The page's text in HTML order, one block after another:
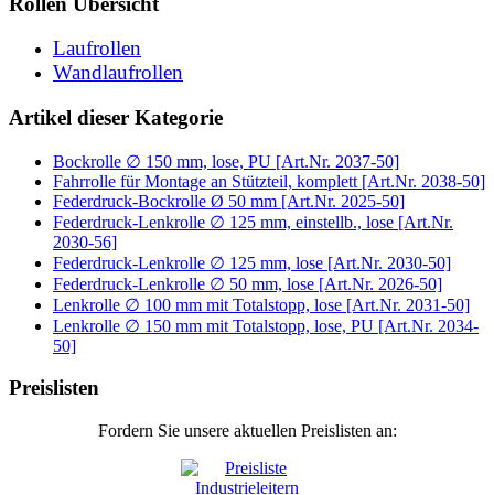
Laufrollen
Wandlaufrollen
Artikel dieser Kategorie
Bockrolle ∅ 150 mm, lose, PU [Art.Nr. 2037-50]
Fahrrolle für Montage an Stützteil, komplett [Art.Nr. 2038-50]
Federdruck-Bockrolle Ø 50 mm [Art.Nr. 2025-50]
Federdruck-Lenkrolle ∅ 125 mm, einstellb., lose [Art.Nr.
2030-56]
Federdruck-Lenkrolle ∅ 125 mm, lose [Art.Nr. 2030-50]
Federdruck-Lenkrolle ∅ 50 mm, lose [Art.Nr. 2026-50]
Lenkrolle ∅ 100 mm mit Totalstopp, lose [Art.Nr. 2031-50]
Lenkrolle ∅ 150 mm mit Totalstopp, lose, PU [Art.Nr. 2034-
50]
Preislisten
Fordern Sie unsere aktuellen Preislisten an: